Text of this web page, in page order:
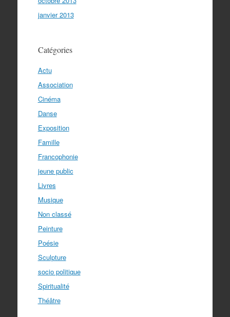
janvier 2013
Catégories
Actu
Association
Cinéma
Danse
Exposition
Famille
Francophonie
jeune public
Livres
Musique
Non classé
Peinture
Poésie
Sculpture
socio politique
Spiritualité
Théâtre